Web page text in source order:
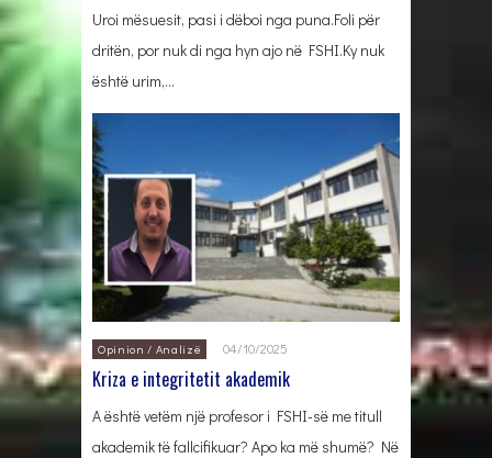
Uroi mësuesit, pasi i dëboi nga puna.Foli për
dritën, por nuk di nga hyn ajo në FSHI.Ky nuk
është urim,…
Opinion / Analizë 04/10/2025
Kriza e integritetit akademik
A është vetëm një profesor i FSHI-së me titull
akademik të fallcifikuar? Apo ka më shumë? Në